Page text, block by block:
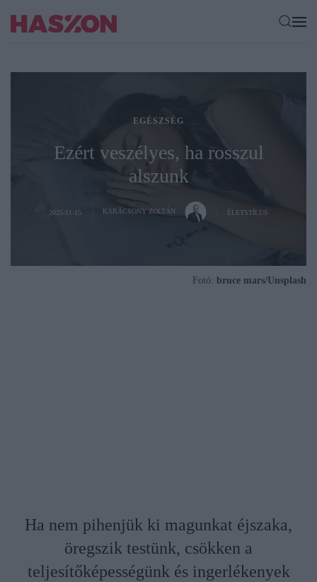
EGÉSZSÉG
Ezért veszélyes, ha rosszul
alszunk
2025-11-15 KARÁCSONY ZOLTÁN ÉLETSTÍLUS
Fotó: bruce mars/Unsplash
Ha nem pihenjük ki magunkat éjszaka,
öregszik testünk, csökken a
teljesítőképességünk és ingerlékenyek